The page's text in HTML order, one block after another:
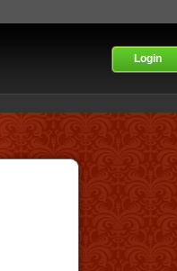
Login